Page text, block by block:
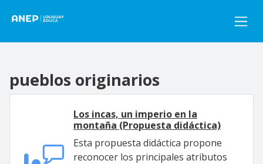
pueblos originarios
Los incas, un imperio en la
montaña (Propuesta didáctica)
Esta propuesta didáctica propone
reconocer los principales atributos